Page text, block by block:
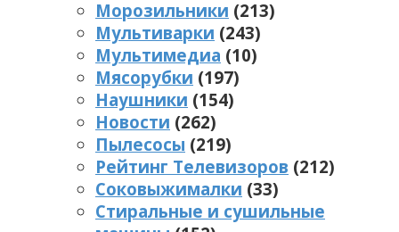
Морозильники (213)
Мультиварки (243)
Мультимедиа (10)
Мясорубки (197)
Наушники (154)
Новости (262)
Пылесосы (219)
Рейтинг Телевизоров (212)
Соковыжималки (33)
Стиральные и сушильные